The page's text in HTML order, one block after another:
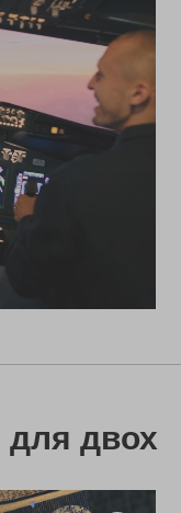
для двох